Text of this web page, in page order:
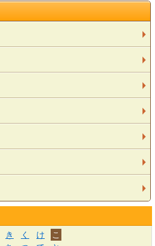
き く け
こ